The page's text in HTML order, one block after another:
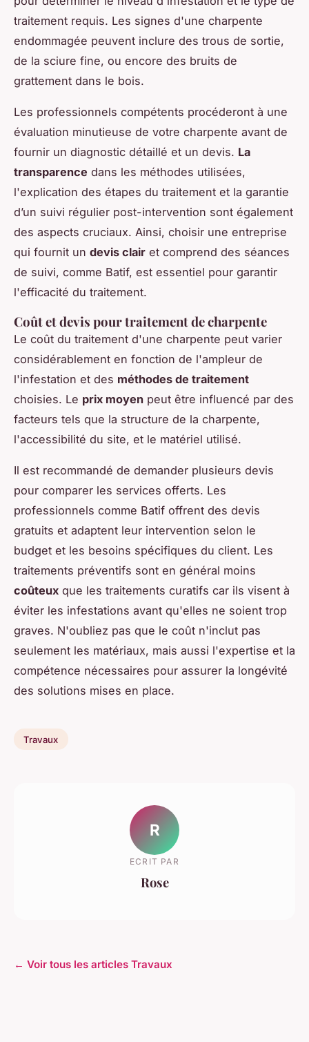
traitement requis. Les signes d'une charpente
endommagée peuvent inclure des trous de sortie,
de la sciure fine, ou encore des bruits de
grattement dans le bois.
Les professionnels compétents procéderont à une
évaluation minutieuse de votre charpente avant de
fournir un diagnostic détaillé et un devis. La
transparence dans les méthodes utilisées,
l'explication des étapes du traitement et la garantie
d’un suivi régulier post-intervention sont également
des aspects cruciaux. Ainsi, choisir une entreprise
qui fournit un devis clair et comprend des séances
de suivi, comme Batif, est essentiel pour garantir
l'efficacité du traitement.
Coût et devis pour traitement de charpente
Le coût du traitement d'une charpente peut varier
considérablement en fonction de l'ampleur de
l'infestation et des méthodes de traitement
choisies. Le prix moyen peut être influencé par des
facteurs tels que la structure de la charpente,
l'accessibilité du site, et le matériel utilisé.
Il est recommandé de demander plusieurs devis
pour comparer les services offerts. Les
professionnels comme Batif offrent des devis
gratuits et adaptent leur intervention selon le
budget et les besoins spécifiques du client. Les
traitements préventifs sont en général moins
coûteux que les traitements curatifs car ils visent à
éviter les infestations avant qu'elles ne soient trop
graves. N'oubliez pas que le coût n'inclut pas
seulement les matériaux, mais aussi l'expertise et la
compétence nécessaires pour assurer la longévité
des solutions mises en place.
Travaux
R
ECRIT PAR
Rose
← Voir tous les articles Travaux